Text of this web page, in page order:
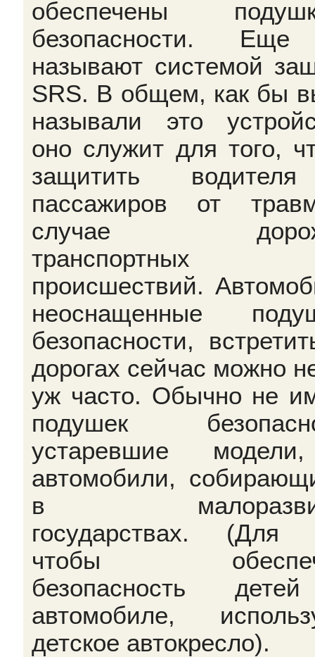
обеспечены
безопасности.
называют системой
SRS. В общем, как бы
называли это
оно служит для того,
защитить
пассажиров от
случае
транспортных
происшествий.
неоснащенные
безопасности,
дорогах сейчас можно
уж часто. Обычно не
подушек
устаревшие
автомобили,
в
государствах. (Для
чтобы
безопасность
автомобиле,
детское автокресло).